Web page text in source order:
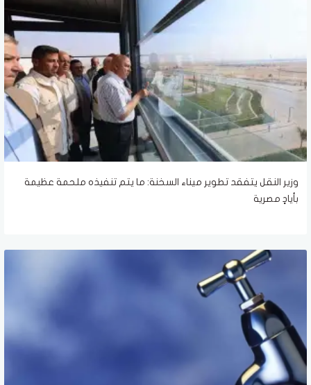
وزير النقل يتفقد تطوير ميناء السخنة: ما يتم تنفيذه ملحمة عظيمة
بأيادٍ مصرية